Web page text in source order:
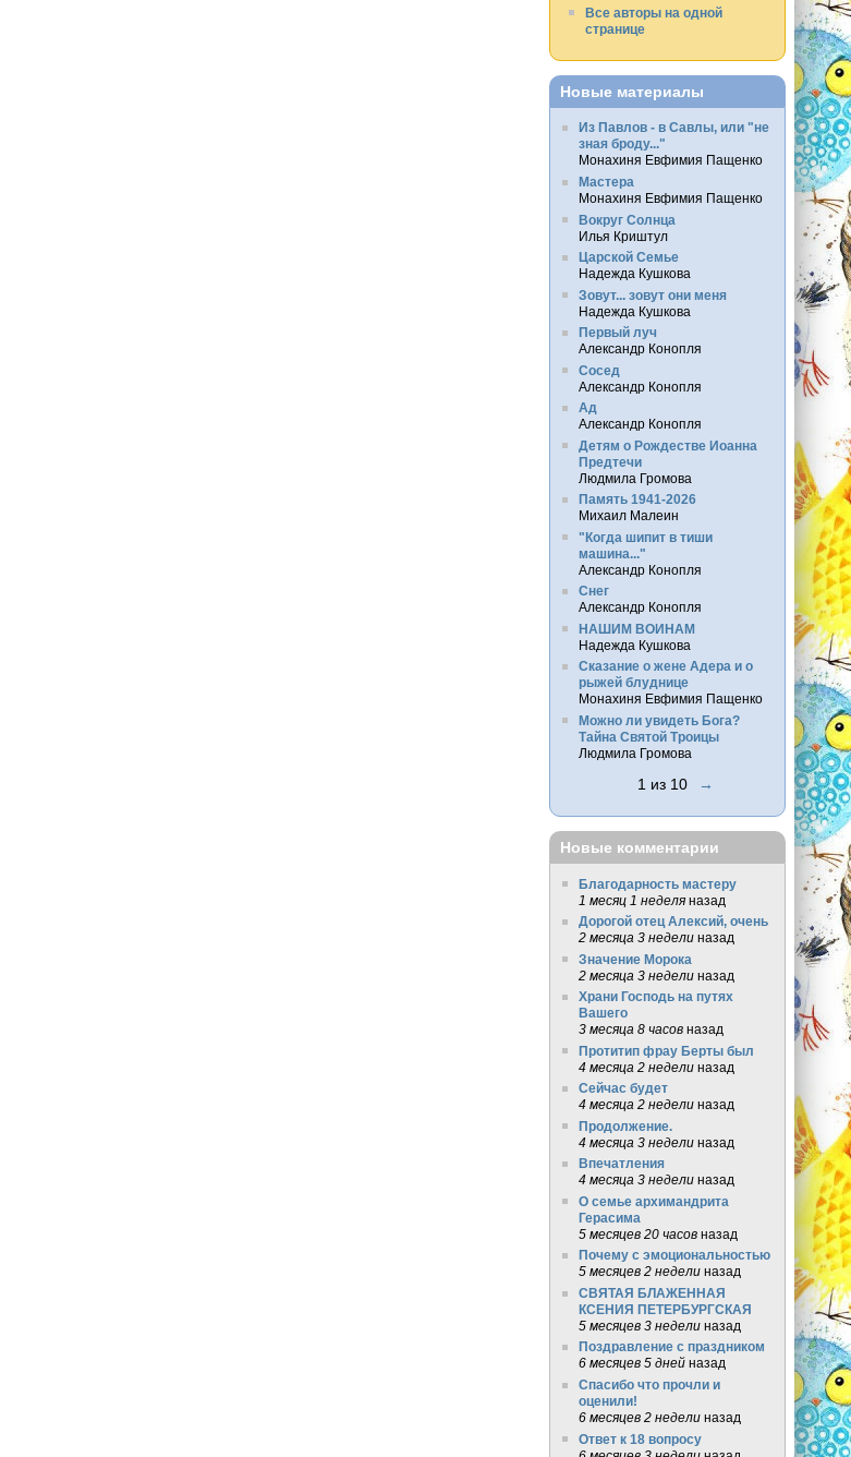
Все авторы на одной
странице
Новые материалы
Из Павлов - в Савлы, или "не
зная броду..."
Монахиня Евфимия Пащенко
Мастера
Монахиня Евфимия Пащенко
Вокруг Солнца
Илья Криштул
Царской Семье
Надежда Кушкова
Зовут... зовут они меня
Надежда Кушкова
Первый луч
Александр Конопля
Сосед
Александр Конопля
Ад
Александр Конопля
Детям о Рождестве Иоанна
Предтечи
Людмила Громова
Память 1941-2026
Михаил Малеин
"Когда шипит в тиши
машина..."
Александр Конопля
Снег
Александр Конопля
НАШИМ ВОИНАМ
Надежда Кушкова
Сказание о жене Адера и о
рыжей блуднице
Монахиня Евфимия Пащенко
Можно ли увидеть Бога?
Тайна Святой Троицы
Людмила Громова
1 из 10 →
Новые комментарии
Благодарность мастеру
1 месяц 1 неделяназад
Дорогой отец Алексий, очень
2 месяца 3 неделиназад
Значение Морока
2 месяца 3 неделиназад
Храни Господь на путях
Вашего
3 месяца 8 часовназад
Протитип фрау Берты был
4 месяца 2 неделиназад
Сейчас будет
4 месяца 2 неделиназад
Продолжение.
4 месяца 3 неделиназад
Впечатления
4 месяца 3 неделиназад
О семье архимандрита
Герасима
5 месяцев 20 часовназад
Почему с эмоциональностью
5 месяцев 2 неделиназад
СВЯТАЯ БЛАЖЕННАЯ
КСЕНИЯ ПЕТЕРБУРГСКАЯ
5 месяцев 3 неделиназад
Поздравление с праздником
6 месяцев 5 днейназад
Спасибо что прочли и
оценили!
6 месяцев 2 неделиназад
Ответ к 18 вопросу